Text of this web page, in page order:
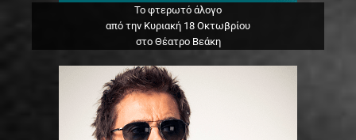
Το φτερωτό άλογο
από την Κυριακή 18 Οκτωβρίου
στο Θέατρο Βεάκη